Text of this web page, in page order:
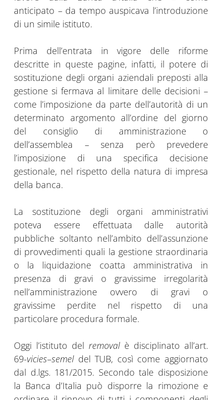
anticipato – da tempo auspicava l’introduzione
di un simile istituto.
Prima dell’entrata in vigore delle riforme
descritte in queste pagine, infatti, il potere di
sostituzione degli organi aziendali preposti alla
gestione si fermava al limitare delle decisioni –
come l’imposizione da parte dell’autorità di un
determinato argomento all’ordine del giorno
del consiglio di amministrazione o
dell’assemblea – senza però prevedere
l’imposizione di una specifica decisione
gestionale, nel rispetto della natura di impresa
della banca.
La sostituzione degli organi amministrativi
poteva essere effettuata dalle autorità
pubbliche soltanto nell’ambito dell’assunzione
di provvedimenti quali la gestione straordinaria
o la liquidazione coatta amministrativa in
presenza di gravi o gravissime irregolarità
nell’amministrazione ovvero di gravi o
gravissime perdite nel rispetto di una
particolare procedura formale.
Oggi l’istituto del removalè disciplinato all’art.
69-vicies–semeldel TUB, così come aggiornato
dal d.lgs. 181/2015. Secondo tale disposizione
la Banca d’Italia può disporre la rimozione e